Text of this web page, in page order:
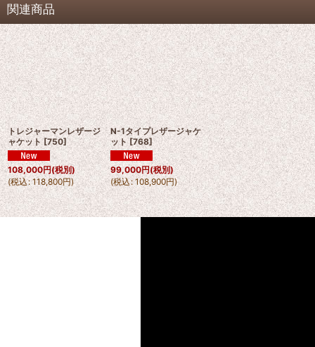
関連商品
トレジャーマンレザージ
ャケット [750]
108,000円(税別)
(税込: 118,800円)
N-1タイプレザージャケ
ット [768]
99,000円(税別)
(税込 : 108,900円)